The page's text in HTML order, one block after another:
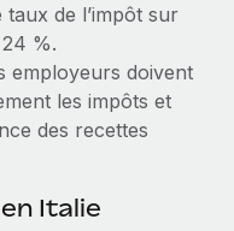
taux de l’impôt sur
%.
employeurs doivent
les impôts et
des recettes
Italie